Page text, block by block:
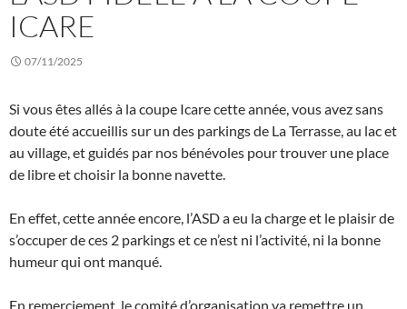
ICARE
07/11/2025
Si vous êtes allés à la coupe Icare cette année, vous avez sans
doute été accueillis sur un des parkings de La Terrasse, au lac et
au village, et guidés par nos bénévoles pour trouver une place
de libre et choisir la bonne navette.
En effet, cette année encore, l’ASD a eu la charge et le plaisir de
s’occuper de ces 2 parkings et ce n’est ni l’activité, ni la bonne
humeur qui ont manqué.
En remerciement, le comité d’organisation va remettre un